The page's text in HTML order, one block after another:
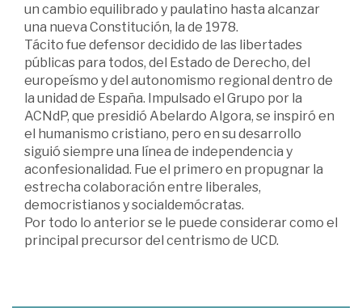
un cambio equilibrado y paulatino hasta alcanzar
una nueva Constitución, la de 1978.
Tácito fue defensor decidido de las libertades
públicas para todos, del Estado de Derecho, del
europeísmo y del autonomismo regional dentro de
la unidad de España. Impulsado el Grupo por la
ACNdP, que presidió Abelardo Algora, se inspiró en
el humanismo cristiano, pero en su desarrollo
siguió siempre una línea de independencia y
aconfesionalidad. Fue el primero en propugnar la
estrecha colaboración entre liberales,
democristianos y socialdemócratas.
Por todo lo anterior se le puede considerar como el
principal precursor del centrismo de UCD.